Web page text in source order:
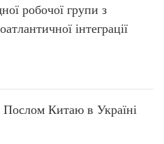
робочої групи з
інтеграції
Послом Китаю в Україні